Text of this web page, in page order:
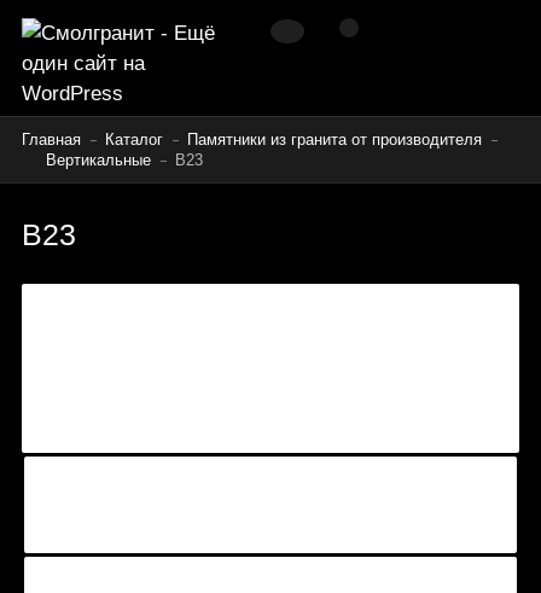
Главная Каталог
Памятники из гранита от производителя
Вертикальные
B23
B23